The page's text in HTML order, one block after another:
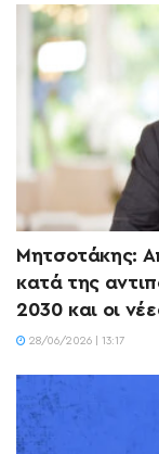
Μητσοτάκης:
κατά της
2030 και οι
28/06/2026 | 13:17